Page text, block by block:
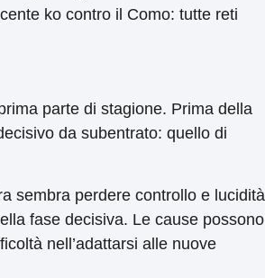
ko contro il Como: tutte reti
parte di stagione. Prima della
da subentrato: quello di
sembra perdere controllo e lucidità
fase decisiva. Le cause possono
nell’adattarsi alle nuove